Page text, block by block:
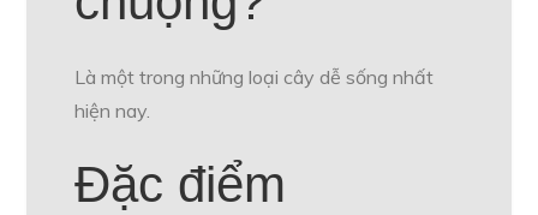
Là một trong những loại cây dễ sống nhất
hiện nay.
Đặc điểm